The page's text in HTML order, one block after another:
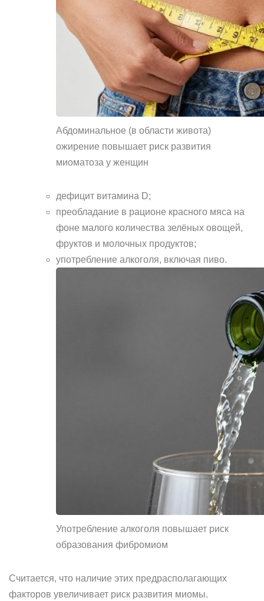
Абдоминальное (в области живота)
ожирение повышает риск развития
миоматоза у женщин
дефицит витамина D;
преобладание в рационе красного мяса на
фоне малого количества зелёных овощей,
фруктов и ​​молочных продуктов;
употребление алкоголя, включая пиво.
Употребление алкоголя повышает риск
образования фибромиом
Считается, что наличие этих предрасполагающих
факторов увеличивает риск развития миомы.